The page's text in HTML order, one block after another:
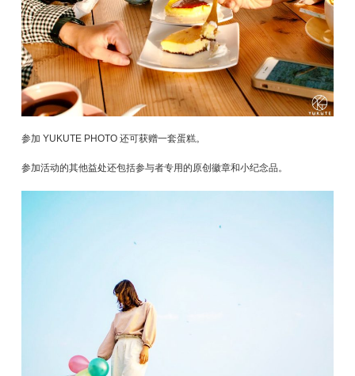
参加 YUKUTE PHOTO 还可获赠一套蛋糕。
参加活动的其他益处还包括参与者专用的原创徽章和小纪念品。